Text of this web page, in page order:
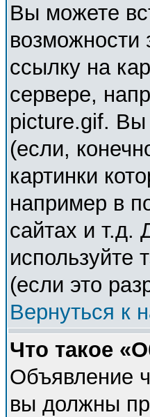
Вы можете
возможности
ссылку на
сервере,
picture.gif. Вы
(если,
картинки
например в
сайтах и т.д.
используйте
(если это
Вернуться к
Что такое
Объявление
вы должны